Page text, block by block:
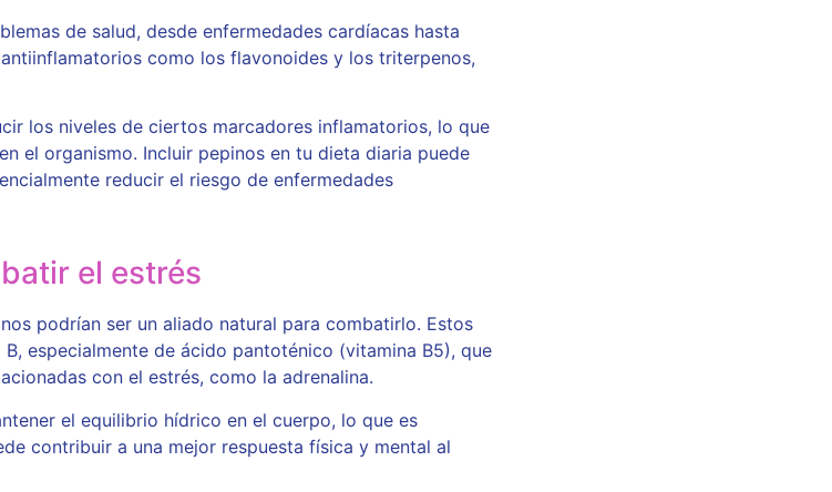
de salud, desde enfermedades cardíacas hasta
como los flavonoides y los triterpenos,
los niveles de ciertos marcadores inflamatorios, lo que
el organismo. Incluir pepinos en tu dieta diaria puede
reducir el riesgo de enfermedades
el estrés
podrían ser un aliado natural para combatirlo. Estos
especialmente de ácido pantoténico (vitamina B5), que
con el estrés, como la adrenalina.
el equilibrio hídrico en el cuerpo, lo que es
contribuir a una mejor respuesta física y mental al